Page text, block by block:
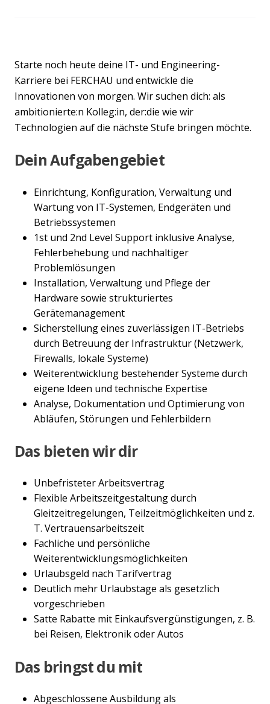
Starte noch heute deine IT- und Engineering-
Karriere bei FERCHAU und entwickle die
Innovationen von morgen. Wir suchen dich: als
ambitionierte:n Kolleg:in, der:die wie wir
Technologien auf die nächste Stufe bringen möchte.
Dein Aufgabengebiet
Einrichtung, Konfiguration, Verwaltung und
Wartung von IT-Systemen, Endgeräten und
Betriebssystemen
1st und 2nd Level Support inklusive Analyse,
Fehlerbehebung und nachhaltiger
Problemlösungen
Installation, Verwaltung und Pflege der
Hardware sowie strukturiertes
Gerätemanagement
Sicherstellung eines zuverlässigen IT-Betriebs
durch Betreuung der Infrastruktur (Netzwerk,
Firewalls, lokale Systeme)
Weiterentwicklung bestehender Systeme durch
eigene Ideen und technische Expertise
Analyse, Dokumentation und Optimierung von
Abläufen, Störungen und Fehlerbildern
Das bieten wir dir
Unbefristeter Arbeitsvertrag
Flexible Arbeitszeitgestaltung durch
Gleitzeitregelungen, Teilzeitmöglichkeiten und z.
T. Vertrauensarbeitszeit
Fachliche und persönliche
Weiterentwicklungsmöglichkeiten
Urlaubsgeld nach Tarifvertrag
Deutlich mehr Urlaubstage als gesetzlich
vorgeschrieben
Satte Rabatte mit Einkaufsvergünstigungen, z. B.
bei Reisen, Elektronik oder Autos
Das bringst du mit
Abgeschlossene Ausbildung als